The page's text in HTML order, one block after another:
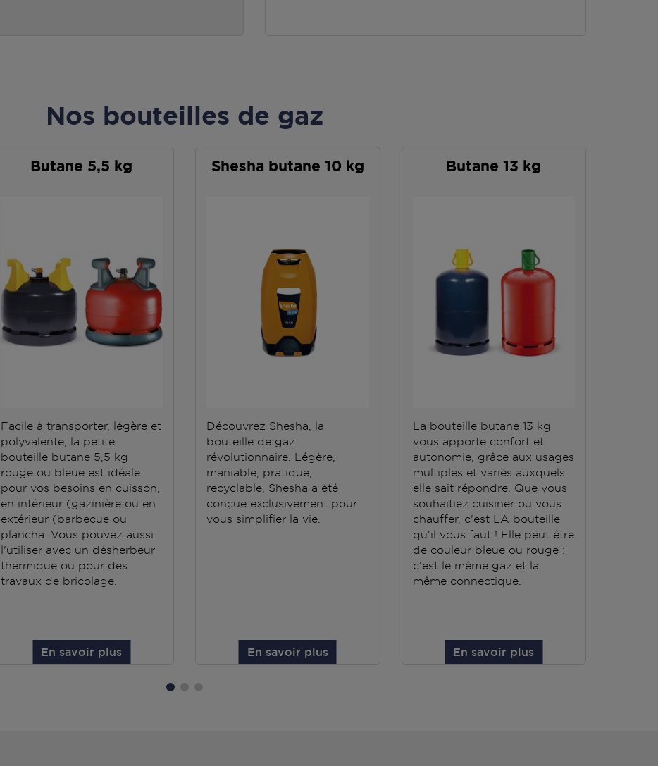
Nos bouteilles de gaz
Butane 5,5 kg
Facile à transporter, légère et
polyvalente, la petite
bouteille butane 5,5 kg
rouge ou bleue est idéale
pour vos besoins en cuisson,
en intérieur (gazinière ou en
extérieur (barbecue ou
plancha. Vous pouvez aussi
l'utiliser avec un désherbeur
thermique ou pour des
travaux de bricolage.
En savoir plus
Shesha butane 10 kg
Découvrez Shesha, la
bouteille de gaz
révolutionnaire. Légère,
maniable, pratique,
recyclable, Shesha a été
conçue exclusivement pour
vous simplifier la vie.
En savoir plus
Butane 13 kg
La bouteille butane 13 kg
vous apporte confort et
autonomie, grâce aux usages
multiples et variés auxquels
elle sait répondre. Que vous
souhaitiez cuisiner ou vous
chauffer, c'est LA bouteille
qu'il vous faut ! Elle peut être
de couleur bleue ou rouge :
c'est le même gaz et la
même connectique.
En savoir plus